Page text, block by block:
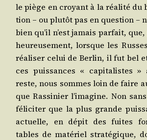
le piège en croyant à la réa­li­té du
tion – ou plu­tôt pas en ques­tion –
bien qu’il n’est jamais par­fait,
heu­reu­se­ment, lorsque les
réa­li­ser celui de Ber­lin, il fut bel
ces puis­sances « capi­ta­listes »
reste, nous sommes loin de faire
que Ras­si­nier l’imagine. Non
féli­ci­ter que la plus grande
actuelle, en dépit des fuites
tables de maté­riel stra­té­gique,